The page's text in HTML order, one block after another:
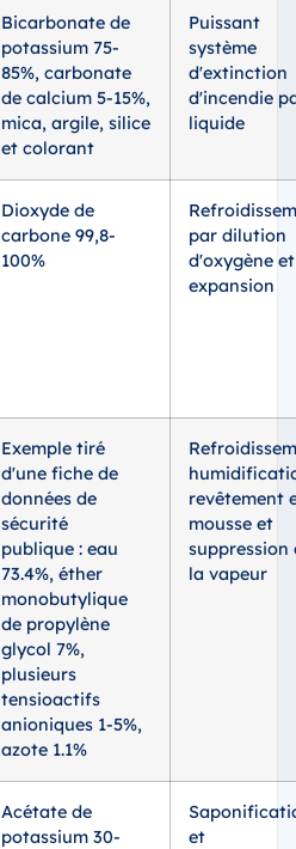
Bicarbonate de
potassium 75-
85%, carbonate
de calcium 5-15%,
mica, argile, silice
et colorant
Puissant
système
d'extinction
d'incendie
liquide
Dioxyde de
carbone 99,8-
100%
par dilution
d'oxygène
expansion
Exemple tiré
d'une fiche de
données de
sécurité
publique : eau
73.4%, éther
monobutylique
de propylène
glycol 7%,
plusieurs
tensioactifs
anioniques 1-5%,
azote 1.1%
revêtement
mousse et
suppression
la vapeur
Acétate de
potassium 30-
et